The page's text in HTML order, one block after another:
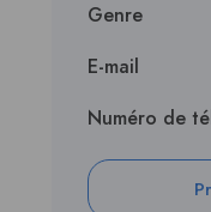
Genre
E-mail
Numéro de